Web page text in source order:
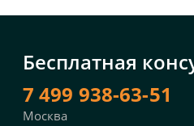
Бесплатная
7 499 938-63-51
Москва